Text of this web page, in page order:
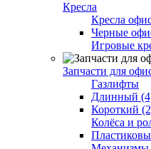
Кресла
Кресла
Черные
Игровые
Запчасти для
Газлифты
Длинный
Короткий
Колёса и